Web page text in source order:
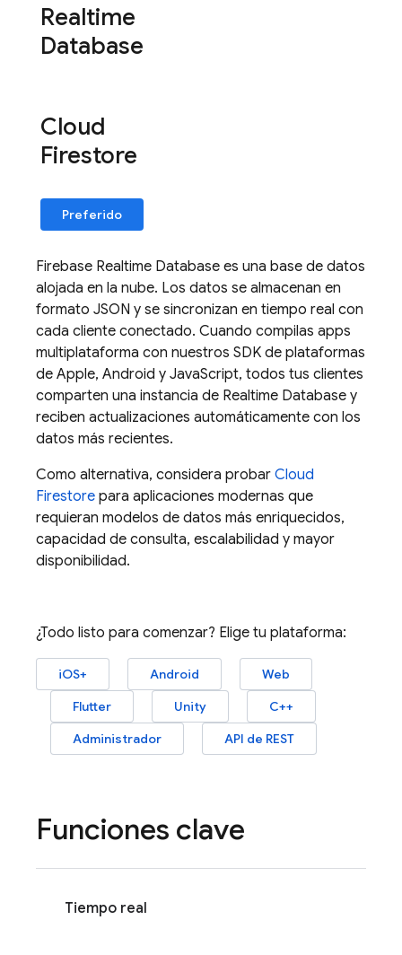
Realtime
Database
Cloud
Firestore
Preferido
Firebase Realtime Database es una base de datos
alojada en la nube. Los datos se almacenan en
formato JSON y se sincronizan en tiempo real con
cada cliente conectado. Cuando compilas apps
multiplataforma con nuestros SDK de plataformas
de Apple, Android y JavaScript, todos tus clientes
comparten una instancia de Realtime Database y
reciben actualizaciones automáticamente con los
datos más recientes.
Como alternativa, considera probar Cloud
Firestore para aplicaciones modernas que
requieran modelos de datos más enriquecidos,
capacidad de consulta, escalabilidad y mayor
disponibilidad.
¿Todo listo para comenzar? Elige tu plataforma:
iOS+ Android
Web
Flutter
Unity
C++
Administrador
API de REST
Funciones clave
Tiempo real